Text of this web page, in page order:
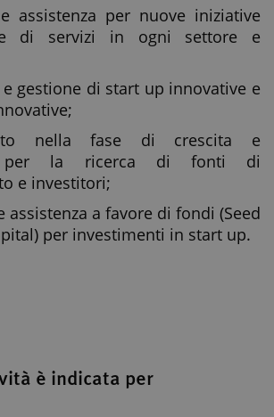
assistenza per nuove iniziative
di servizi in ogni settore e
gestione di start up innovative e
nella fase di crescita e
per la ricerca di fonti di
e investitori;
assistenza a favore di fondi (Seed
per investimenti in start up.
è indicata per